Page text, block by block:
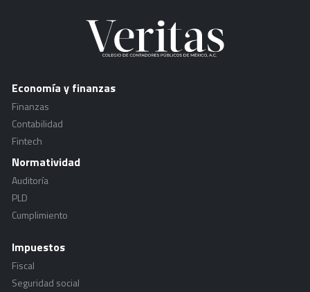
Economía y finanzas
Finanzas
Contabilidad
Fintech
Normatividad
Auditoría
PLD
Cumplimiento
Impuestos
Fiscal
Seguridad social